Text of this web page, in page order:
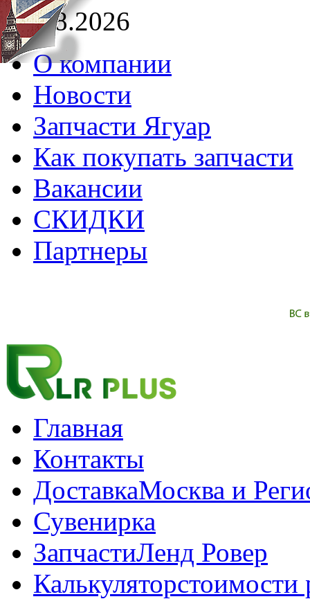
08.08.2026
О компании
Новости
Запчасти Ягуар
Как покупать запчасти
Вакансии
СКИДКИ
Партнеры
Главная
Контакты
ДоставкаМосква и
Сувенирка
ЗапчастиЛенд Ровер
Калькуляторстоимости